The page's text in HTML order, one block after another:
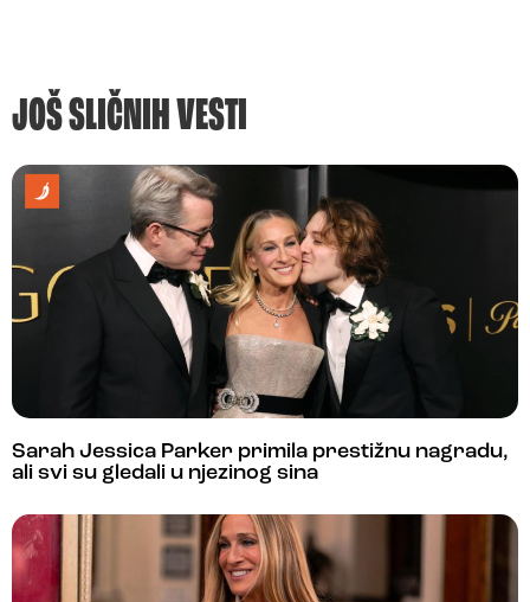
JOŠ SLIČNIH VESTI
Sarah Jessica Parker primila prestižnu nagradu,
ali svi su gledali u njezinog sina